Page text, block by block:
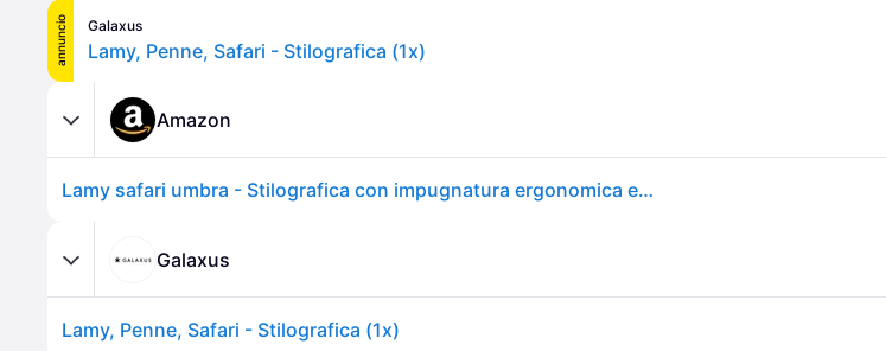
annuncio Galaxus
Lamy, Penne, Safari - Stilografica (1x)
Amazon
Lamy safari umbra - Stilografica con impugnatura ergonomica e pennino in acciaio nero misura M - ideale per qualsiasi scrittura e calligrafia - cartuccia T 10 blue inclusa - destrimani
Galaxus
Lamy, Penne, Safari - Stilografica (1x)